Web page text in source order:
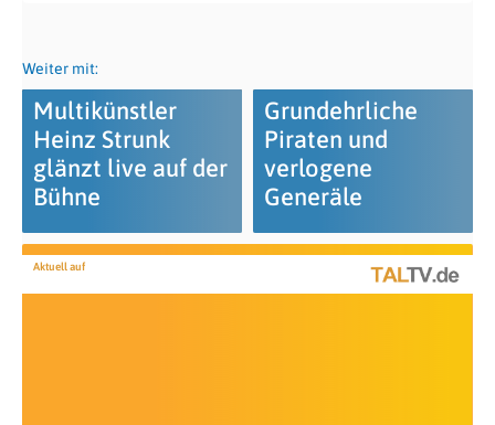
Weiter mit:
Multikünstler
Heinz Strunk
glänzt live auf der
Bühne
Grundehrliche
Piraten und
verlogene
Generäle
Aktuell auf